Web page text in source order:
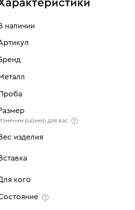
наличии
размер для вас
изделия
Рубин
Количество
кого